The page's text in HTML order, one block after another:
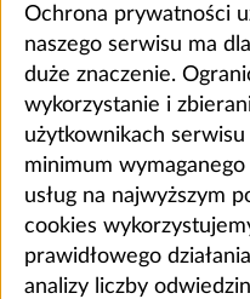
Ochrona prywatności
naszego serwisu ma
duże znaczenie.
wykorzystanie i
użytkownikach
minimum
usług na najwyższym
cookies
prawidłowego
analizy liczby